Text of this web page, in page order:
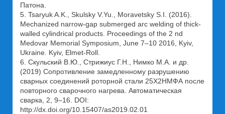
Патона.
5. Tsaryuk A.K., Skulsky V.Yu., Moravetsky S.I. (2016).
Mechanized narrow-gap submerged arc welding of thick-
walled cylindrical products. Proceedings of the 2 nd
Medovar Memorial Symposium, June 7–10 2016, Kyiv,
Ukraine. Kyiv, Elmet-Roll.
6. Скульский В.Ю., Стрижиус Г.Н., Нимко М.А. и др.
(2019) Сопротивление замедленному разрушению
сварных соединений роторной стали 25Х2НМФА после
повторного сварочного нагрева. Автоматическая
сварка, 2, 9–16. DOI:
http://dx.doi.org/10.15407/as2019.02.01